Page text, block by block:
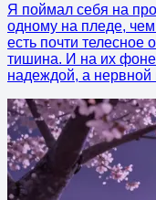
Я поймал себя на
одному на пледе, чем
есть почти телесное
тишина. И на их фоне
надеждой, а нервной